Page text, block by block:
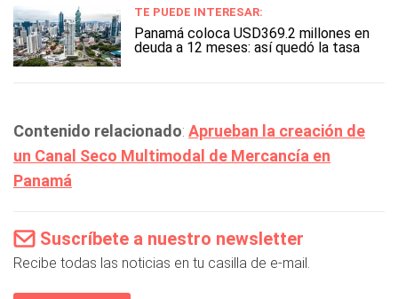
TE PUEDE INTERESAR:
Panamá coloca USD369.2 millones en
deuda a 12 meses: así quedó la tasa
Contenido relacionado: Aprueban la creación de
un Canal Seco Multimodal de Mercancía en
Panamá
Suscríbete a nuestro newsletter
Recibe todas las noticias en tu casilla de e-mail.